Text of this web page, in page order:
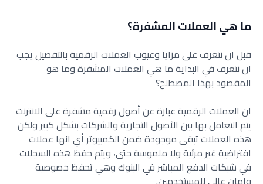
ما هي العملات المشفرة؟
قبل ان نتعرف على مزايا وعيوب العملات الرقمية بالتفصيل يجب
ان نتعرف في البداية ما هي العملات المشفرة وما هو
المقصود بهذا المصطلح؟
ان العملات الرقمية عبارة عن أصول رقمية مشفرة على الانترنت
يتم التعامل بها بين الأصول التجارية والشركات بشكل كبير ولكن
هذه العملات تبقى موجودة ضمن الكمبيوتر أي انها عملات
افتراضية غير مرئية ولا ملموسة حتى، ويتم حفظ هذه السجلات
في شبكات الدفع المباشر في البنوك وهي تحفظ خصوصية